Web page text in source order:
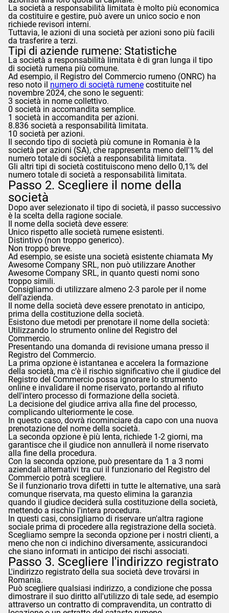
La società a responsabilità limitata è molto più economica
da costituire e gestire, può avere un unico socio e non
richiede revisori interni.
Tuttavia, le azioni di una società per azioni sono più facili
da trasferire a terzi.
Tipi di aziende rumene: Statistiche
La società a responsabilità limitata è di gran lunga il tipo
di società rumena più comune.
Ad esempio, il Registro del Commercio rumeno (ONRC) ha
reso noto il numero di società rumene costituite nel
novembre 2024, che sono le seguenti:
3 società in nome collettivo.
0 società in accomandita semplice.
1 società in accomandita per azioni.
8.836 società a responsabilità limitata.
10 società per azioni.
Il secondo tipo di società più comune in Romania è la
società per azioni (SA), che rappresenta meno dell'1% del
numero totale di società a responsabilità limitata.
Gli altri tipi di società costituiscono meno dello 0,1% del
numero totale di società a responsabilità limitata.
Passo 2. Scegliere il nome della
società
Dopo aver selezionato il tipo di società, il passo successivo
è la scelta della ragione sociale.
Il nome della società deve essere:
Unico rispetto alle società rumene esistenti.
Distintivo (non troppo generico).
Non troppo breve.
Ad esempio, se esiste una società esistente chiamata My
Awesome Company SRL, non può utilizzare Another
Awesome Company SRL, in quanto questi nomi sono
troppo simili.
Consigliamo di utilizzare almeno 2-3 parole per il nome
dell'azienda.
Il nome della società deve essere prenotato in anticipo,
prima della costituzione della società.
Esistono due metodi per prenotare il nome della società:
Utilizzando lo strumento online del Registro del
Commercio.
Presentando una domanda di revisione umana presso il
Registro del Commercio.
La prima opzione è istantanea e accelera la formazione
della società, ma c'è il rischio significativo che il giudice del
Registro del Commercio possa ignorare lo strumento
online e invalidare il nome riservato, portando al rifiuto
dell'intero processo di formazione della società.
La decisione del giudice arriva alla fine del processo,
complicando ulteriormente le cose.
In questo caso, dovrà ricominciare da capo con una nuova
prenotazione del nome della società.
La seconda opzione è più lenta, richiede 1-2 giorni, ma
garantisce che il giudice non annullerà il nome riservato
alla fine della procedura.
Con la seconda opzione, può presentare da 1 a 3 nomi
aziendali alternativi tra cui il funzionario del Registro del
Commercio potrà scegliere.
Se il funzionario trova difetti in tutte le alternative, una sarà
comunque riservata, ma questo elimina la garanzia
quando il giudice deciderà sulla costituzione della società,
mettendo a rischio l'intera procedura.
In questi casi, consigliamo di riservare un'altra ragione
sociale prima di procedere alla registrazione della società.
Scegliamo sempre la seconda opzione per i nostri clienti, a
meno che non ci indichino diversamente, assicurandoci
che siano informati in anticipo dei rischi associati.
Passo 3. Scegliere l'indirizzo registrato
L'indirizzo registrato della sua società deve trovarsi in
Romania.
Può scegliere qualsiasi indirizzo, a condizione che possa
dimostrare il suo diritto all'utilizzo di tale sede, ad esempio
attraverso un contratto di compravendita, un contratto di